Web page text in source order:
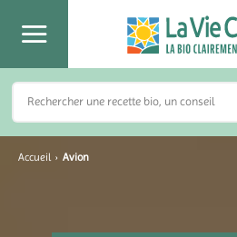
Accueil › Avion